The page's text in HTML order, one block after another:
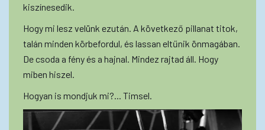
kiszínesedik.
Hogy mi lesz velünk ezután. A következő pillanat titok,
talán minden körbefordul, és lassan eltűnik önmagában.
De csoda a fény és a hajnal. Mindez rajtad áll. Hogy
miben hiszel.
Hogyan is mondjuk mi?... Timsel.